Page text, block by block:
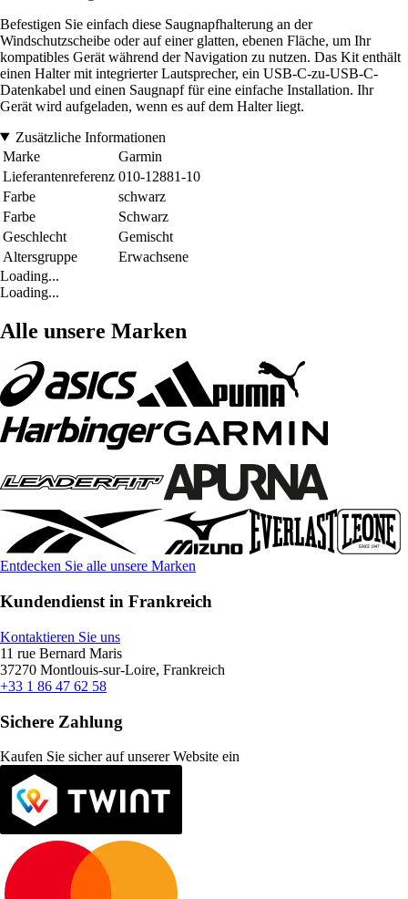
Befestigen Sie einfach diese Saugnapfhalterung an der
Windschutzscheibe oder auf einer glatten, ebenen Fläche, um Ihr
kompatibles Gerät während der Navigation zu nutzen. Das Kit enthält
einen Halter mit integrierter Lautsprecher, ein USB-C-zu-USB-C-
Datenkabel und einen Saugnapf für eine einfache Installation. Ihr
Gerät wird aufgeladen, wenn es auf dem Halter liegt.
Zusätzliche Informationen
Marke
Garmin
Lieferantenreferenz 010-12881-10
Farbe
schwarz
Farbe
Schwarz
Geschlecht
Gemischt
Altersgruppe
Erwachsene
Loading...
Loading...
Alle unsere Marken
Entdecken Sie alle unsere Marken
Kundendienst in Frankreich
Kontaktieren Sie uns
11 rue Bernard Maris
37270 Montlouis-sur-Loire, Frankreich
+33 1 86 47 62 58
Sichere Zahlung
Kaufen Sie sicher auf unserer Website ein